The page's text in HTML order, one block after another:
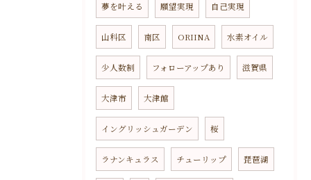
夢を叶える 願望実現 自己実現
山科区 南区 ORIINA 水素オイル
少人数制 フォローアップあり 滋賀県
大津市 大津館
イングリッシュガーデン 桜
ラナンキュラス チューリップ 琵琶湖